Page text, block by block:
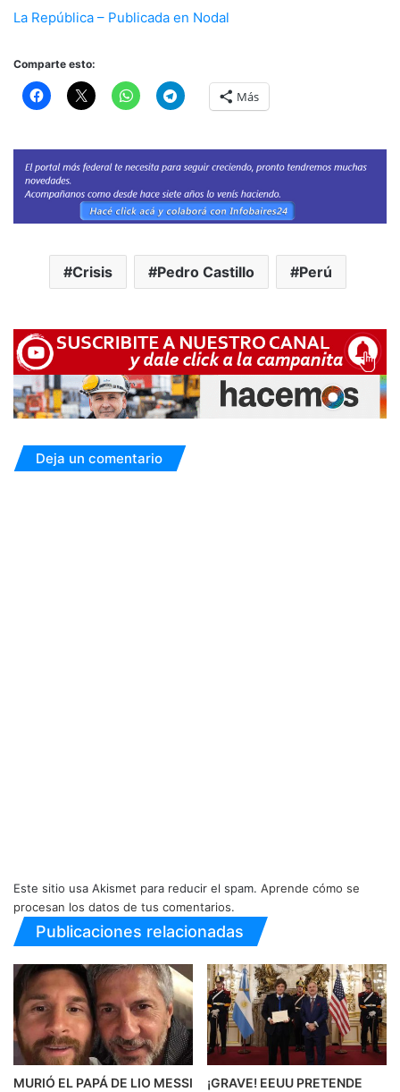
La República – Publicada en Nodal
Comparte esto:
Más
Crisis Pedro Castillo Perú
Deja un comentario
Este sitio usa Akismet para reducir el spam. Aprende cómo se
procesan los datos de tus comentarios.
Publicaciones relacionadas
MURIÓ EL PAPÁ DE LIO MESSI ¡GRAVE! EEUU PRETENDE